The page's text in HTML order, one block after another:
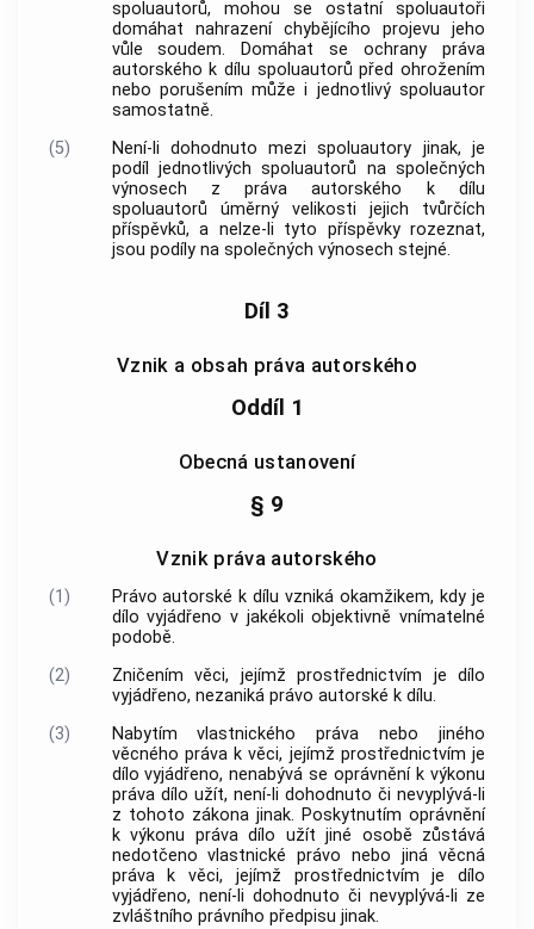
spoluautorů, mohou se ostatní spoluautoři
domáhat nahrazení chybějícího projevu jeho
vůle soudem. Domáhat se ochrany práva
autorského k dílu spoluautorů před ohrožením
nebo porušením může i jednotlivý spoluautor
samostatně.
(5)
Není-li dohodnuto mezi spoluautory jinak, je
podíl jednotlivých spoluautorů na společných
výnosech z práva autorského k dílu
spoluautorů úměrný velikosti jejich tvůrčích
příspěvků, a nelze-li tyto příspěvky rozeznat,
jsou podíly na společných výnosech stejné.
Díl 3
Vznik a obsah práva autorského
Oddíl 1
Obecná ustanovení
§ 9
Vznik práva autorského
(1)
Právo autorské k dílu vzniká okamžikem, kdy je
dílo vyjádřeno v jakékoli objektivně vnímatelné
podobě.
(2)
Zničením věci, jejímž prostřednictvím je dílo
vyjádřeno, nezaniká právo autorské k dílu.
(3)
Nabytím vlastnického práva nebo jiného
věcného práva k věci, jejímž prostřednictvím je
dílo vyjádřeno, nenabývá se oprávnění k výkonu
práva dílo užít, není-li dohodnuto či nevyplývá-li
z tohoto zákona jinak. Poskytnutím oprávnění
k výkonu práva dílo užít jiné osobě zůstává
nedotčeno vlastnické právo nebo jiná věcná
práva k věci, jejímž prostřednictvím je dílo
vyjádřeno, není-li dohodnuto či nevyplývá-li ze
zvláštního právního předpisu jinak.